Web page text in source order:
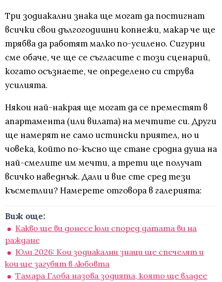
Три зодиакални знака ще могат да постигнат
всички свои дългогодишни копнежи, макар че ще
трябва да работят малко по-усилено. Сигурни
сме обаче, че ще се съгласите с този сценарий,
когато осъзнаете, че определено си струва
усилията.
Някои най-накрая ще могат да се преместят в
апартамента (или вилата) на мечтите си. Други
ще намерят не само истински приятел, но и
човека, който по-късно ще стане сродна душа на
най-смелите им мечти, а трети ще получат
всичко наведнъж. Дали и вие сте сред тези
късметлии? Намерете отговора в галерията:
Виж още:
Какво ще ви донесе юли според датата ви на
раждане
Юли 2026: Кои зодиакални знаци ще спечелят и
кои ще загубят в любовта
Тамара Глоба назова зодията, която ще владее